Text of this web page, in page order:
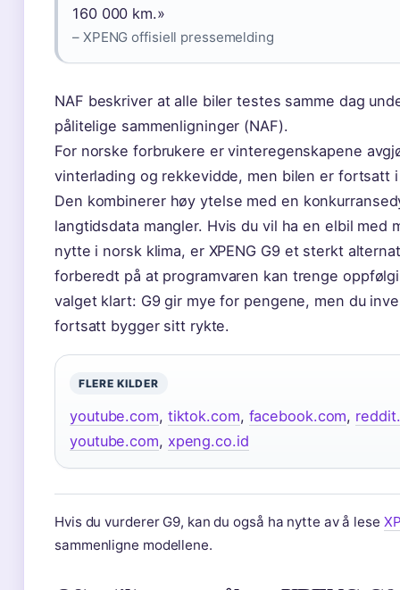
160 000 km.»
– XPENG offisiell pressemelding
NAF beskriver at alle biler testes samme dag
pålitelige sammenligninger (NAF).
For norske forbrukere er vinteregenskapene
vinterlading og rekkevidde, men bilen er fortsatt
Den kombinerer høy ytelse med en
langtidsdata mangler. Hvis du vil ha en elbil med
nytte i norsk klima, er XPENG G9 et sterkt
forberedt på at programvaren kan trenge
valget klart: G9 gir mye for pengene, men du
fortsatt bygger sitt rykte.
FLERE KILDER
youtube.com, tiktok.com, facebook.com,
youtube.com, xpeng.co.id
Hvis du vurderer G9, kan du også ha nytte av å lese
sammenligne modellene.